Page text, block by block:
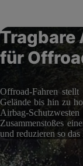
Tragbare
für
Offroad-Fahren stellt
Gelände bis hin zu
Airbag-
Zusammenstoßes
und reduzieren so